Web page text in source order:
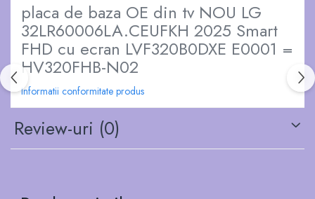
placa de baza OE din tv NOU LG
32LR60006LA.CEUFKH 2025 Smart
FHD cu ecran LVF320B0DXE E0001 =
HV320FHB-N02
Informatii conformitate produs
Review-uri (0)